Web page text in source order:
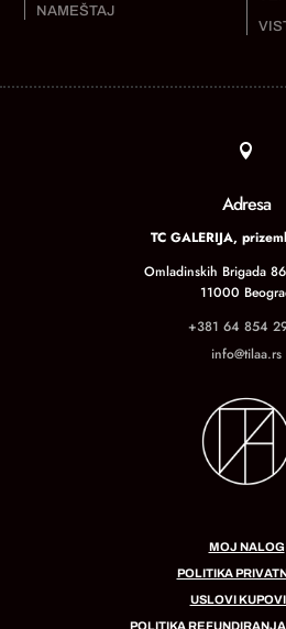
NAMEŠTAJ

Adresa
TC GALERIJA,
Omladinskih Brigada
11000
+381 64 854
info@tilaa.rs
MOJ NALOG
POLITIKA
USLOVI
POLITIKA